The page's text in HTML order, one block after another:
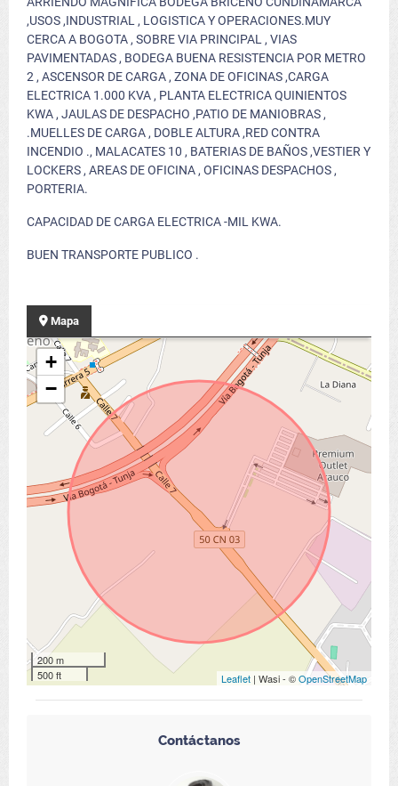
,USOS ,INDUSTRIAL , LOGISTICA Y OPERACIONES.MUY
CERCA A BOGOTA , SOBRE VIA PRINCIPAL , VIAS
PAVIMENTADAS , BODEGA BUENA RESISTENCIA POR METRO
2 , ASCENSOR DE CARGA , ZONA DE OFICINAS ,CARGA
ELECTRICA 1.000 KVA , PLANTA ELECTRICA QUINIENTOS
KWA , JAULAS DE DESPACHO ,PATIO DE MANIOBRAS ,
.MUELLES DE CARGA , DOBLE ALTURA ,RED CONTRA
INCENDIO ., MALACATES 10 , BATERIAS DE BAÑOS ,VESTIER Y
LOCKERS , AREAS DE OFICINA , OFICINAS DESPACHOS ,
PORTERIA.
CAPACIDAD DE CARGA ELECTRICA -MIL KWA.
BUEN TRANSPORTE PUBLICO .
Mapa
+
−
200 m
500 ft
Leaflet | Wasi - ©OpenStreetMap
Contáctanos